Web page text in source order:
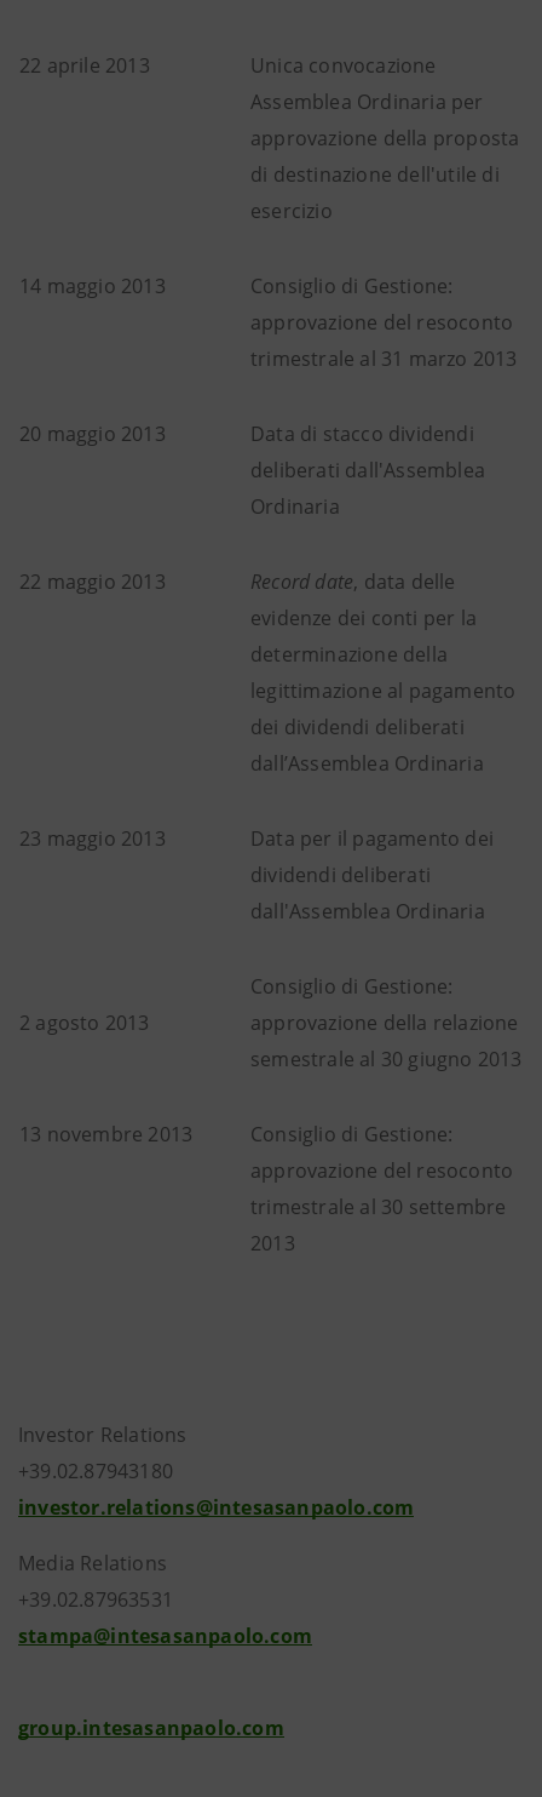
22 aprile 2013
Unica convocazione
Assemblea Ordinaria per
approvazione della proposta
di destinazione dell'utile di
esercizio
14 maggio 2013
Consiglio di Gestione:
approvazione del resoconto
trimestrale al 31 marzo 2013
20 maggio 2013
Data di stacco dividendi
deliberati dall'Assemblea
Ordinaria
22 maggio 2013 Record date, data delle
evidenze dei conti per la
determinazione della
legittimazione al pagamento
dei dividendi deliberati
dall’Assemblea Ordinaria
23 maggio 2013
Data per il pagamento dei
dividendi deliberati
dall'Assemblea Ordinaria
2 agosto 2013
Consiglio di Gestione:
approvazione della relazione
semestrale al 30 giugno 2013
13 novembre 2013
Consiglio di Gestione:
approvazione del resoconto
trimestrale al 30 settembre
2013
Investor Relations
+39.02.87943180
investor.relations@intesasanpaolo.com
Media Relations
+39.02.87963531
stampa@intesasanpaolo.com
group.intesasanpaolo.com